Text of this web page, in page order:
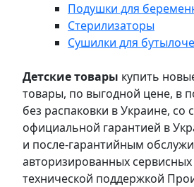
Подушки для
Стерилизаторы
Сушилки для
Детские товары купить
товары, по выгодной цене, в
без распаковки в Украине, со
официальной гарантией в
и после-гарантийным
авторизированных
технической поддержкой